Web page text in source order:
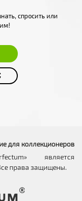
спросить или
для коллекционеров
является
права защищены.